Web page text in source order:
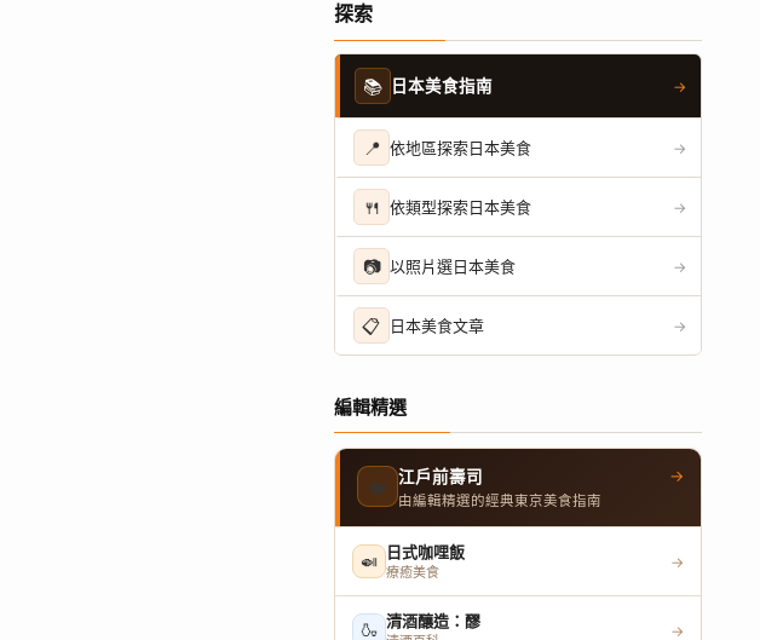
探索
📚 日本美食指南 →
📍 依地區探索日本美食 →
🍴 依類型探索日本美食 →
📷 以照片選日本美食 →
📋 日本美食文章 →
編輯精選
🍣 江戶前壽司
由編輯精選的經典東京美食指南
→
🍛 日式咖哩飯
療癒美食
→
🍶 清酒釀造：醪 →